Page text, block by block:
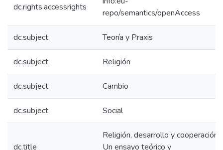
dc.rights.accessrights
repo/semantics/openAccess
dc.subject Teoría y Praxis
dc.subject Religión
dc.subject Cambio
dc.subject Social
dc.title
Religión, desarrollo y cooperación.
Un ensayo teórico y